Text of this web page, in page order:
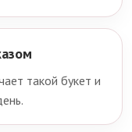
такой букет и